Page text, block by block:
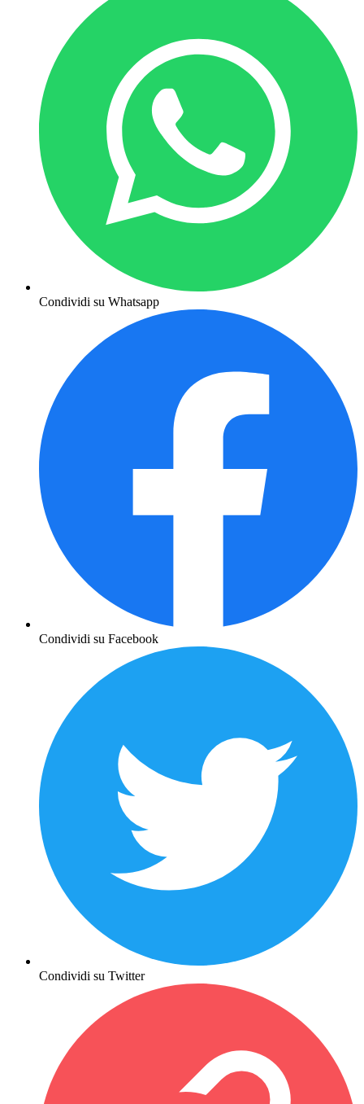
Condividi su Whatsapp
Condividi su Facebook
Condividi su Twitter